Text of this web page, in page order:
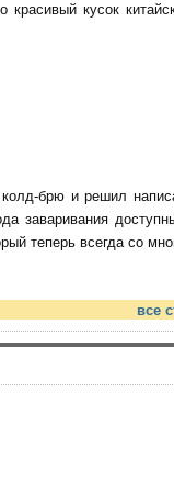
кусок
брю и решил
заваривания
теперь всегда со
все